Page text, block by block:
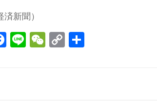
済新聞）
F
a
Li
n
W
e
C
o